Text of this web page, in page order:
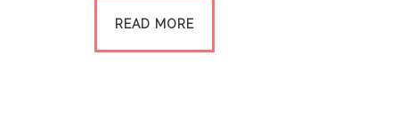
READ MORE